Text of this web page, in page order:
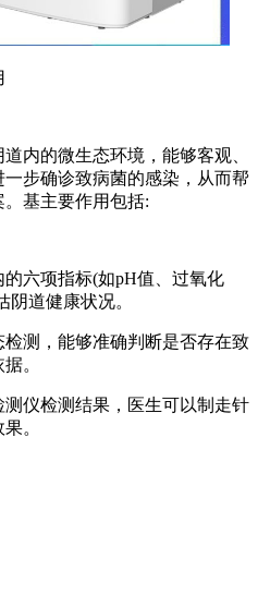
内的微生态环境，能够客观、
步确诊致病菌的感染，从而帮
基主要作用包括:
六项指标(如pH值、过氧化
道健康状况。
测，能够准确判断是否存在致
。
仪检测结果，医生可以制走针
。